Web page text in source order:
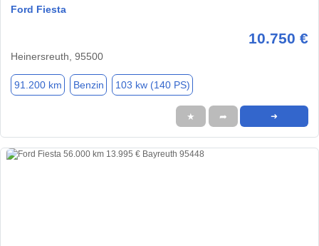
Ford Fiesta
10.750 €
Heinersreuth, 95500
91.200 km Benzin 103 kw (140 PS)
★ ➦ ➜